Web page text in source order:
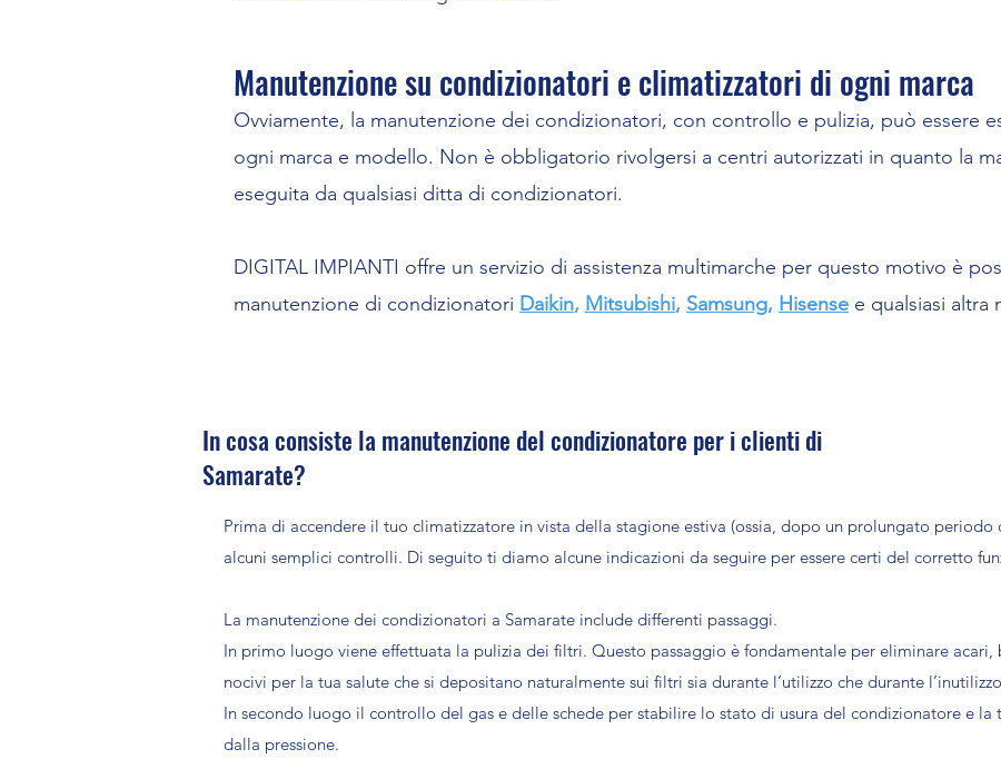
Manutenzione su condizionatori e climatizzatori di ogni marca
Ovviamente, la manutenzione dei condizionatori, con controllo e pulizia, può essere
ogni marca e modello. Non è obbligatorio rivolgersi a centri autorizzati in quanto la
eseguita da qualsiasi ditta di condizionatori.
DIGITAL IMPIANTI offre un servizio di assistenza multimarche per questo motivo è
manutenzione di condizionatori Daikin, Mitsubishi, Samsung, Hisense e qualsiasi altra
In cosa consiste la manutenzione del condizionatore per i clienti di
Samarate?
Prima di accendere il tuo climatizzatore in vista della stagione estiva (ossia, dopo un prolungato
alcuni semplici controlli. Di seguito ti diamo alcune indicazioni da seguire per essere certi del corretto
La manutenzione dei condizionatori a Samarate include differenti passaggi.
In primo luogo viene effettuata la pulizia dei filtri. Questo passaggio è fondamentale per eliminare
nocivi per la tua salute che si depositano naturalmente sui filtri sia durante l’utilizzo che durante
In secondo luogo il controllo del gas e delle schede per stabilire lo stato di usura del condizionatore e
dalla pressione.